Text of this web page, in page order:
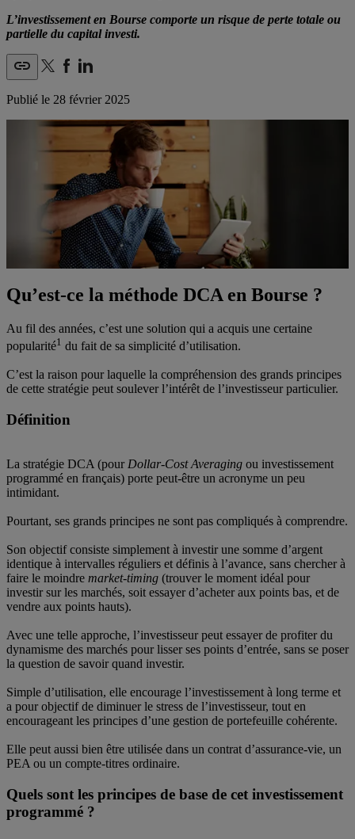
L’investissement en Bourse comporte un risque de perte totale ou
partielle du capital investi.
Publié le 28 février 2025
Qu’est-ce la méthode DCA en Bourse ?
Au fil des années, c’est une solution qui a acquis une certaine
popularité1 du fait de sa simplicité d’utilisation.
C’est la raison pour laquelle la compréhension des grands principes
de cette stratégie peut soulever l’intérêt de l’investisseur particulier.
Définition
La stratégie DCA (pour Dollar-Cost Averaging ou investissement
programmé en français) porte peut-être un acronyme un peu
intimidant.
Pourtant, ses grands principes ne sont pas compliqués à comprendre.
Son objectif consiste simplement à investir une somme d’argent
identique à intervalles réguliers et définis à l’avance, sans chercher à
faire le moindre market-timing (trouver le moment idéal pour
investir sur les marchés, soit essayer d’acheter aux points bas, et de
vendre aux points hauts).
Avec une telle approche, l’investisseur peut essayer de profiter du
dynamisme des marchés pour lisser ses points d’entrée, sans se poser
la question de savoir quand investir.
Simple d’utilisation, elle encourage l’investissement à long terme et
a pour objectif de diminuer le stress de l’investisseur, tout en
encourageant les principes d’une gestion de portefeuille cohérente.
Elle peut aussi bien être utilisée dans un contrat d’assurance-vie, un
PEA ou un compte-titres ordinaire.
Quels sont les principes de base de cet investissement
programmé ?